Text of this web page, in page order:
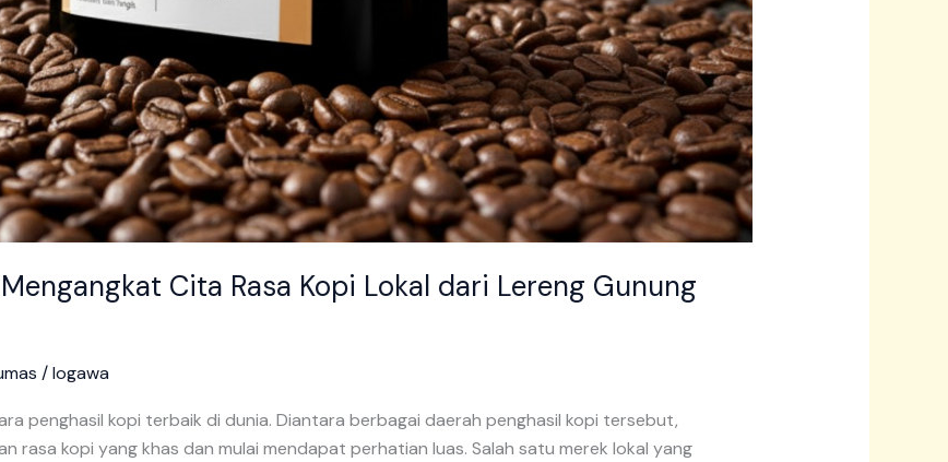
Cita Rasa Kopi Lokal dari Lereng Gunung
/logawa
penghasil kopi terbaik di dunia. Diantara berbagai daerah penghasil kopi tersebut,
rasa kopi yang khas dan mulai mendapat perhatian luas. Salah satu merek lokal yang